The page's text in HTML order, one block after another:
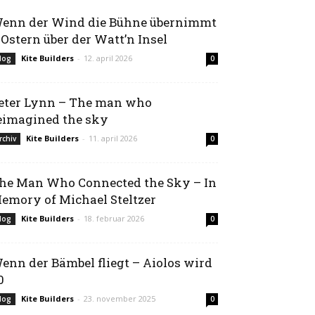
der Wind die Bühne übernimmt
über der Watt’n Insel
Kite Builders - 12. april 2026 0
Lynn – The man who
the sky
Kite Builders - 11. april 2026 0
Man Who Connected the Sky – In
of Michael Steltzer
Kite Builders - 18. februar 2026 0
der Bämbel fliegt – Aiolos wird
Kite Builders - 23. november 2025 0